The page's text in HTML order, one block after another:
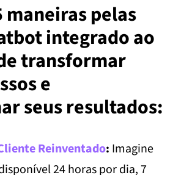
maneiras pelas
integrado ao
transformar
e
seus resultados:
Reinventado: Imagine
24 horas por dia, 7